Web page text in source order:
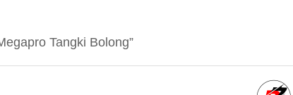
Tangki Bolong”